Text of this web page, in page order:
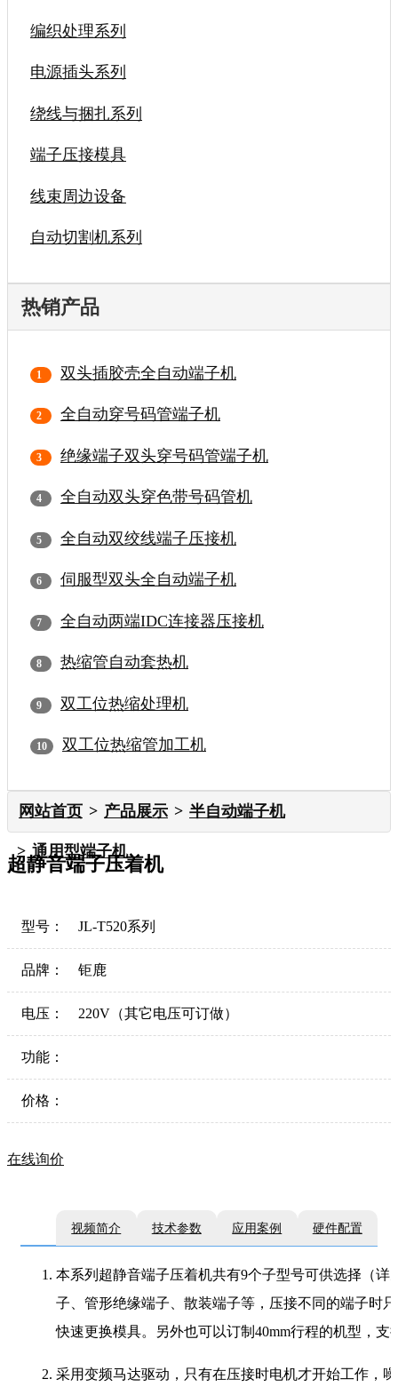
编织处理系列
电源插头系列
绕线与捆扎系列
端子压接模具
线束周边设备
自动切割机系列
热销产品
双头插胶壳全自动端子机
全自动穿号码管端子机
绝缘端子双头穿号码管端子机
全自动双头穿色带号码管机
全自动双绞线端子压接机
伺服型双头全自动端子机
全自动两端IDC连接器压接机
热缩管自动套热机
双工位热缩处理机
双工位热缩管加工机
网站首页 产品展示 半自动端子机
通用型端子机
超静音端子压着机
型号： JL-T520系列
品牌： 钜鹿
电压： 220V（其它电压可订做）
功能：
价格：
在线询价
视频简介 技术参数 应用案例 硬件配置
本系列超静音端子压着机共有9个子型号可供选择（
子、管形绝缘端子、散装端子等，压接不同的端子时
快速更换模具。另外也可以订制40mm行程的机型，支
采用变频马达驱动，只有在压接时电机才开始工作，